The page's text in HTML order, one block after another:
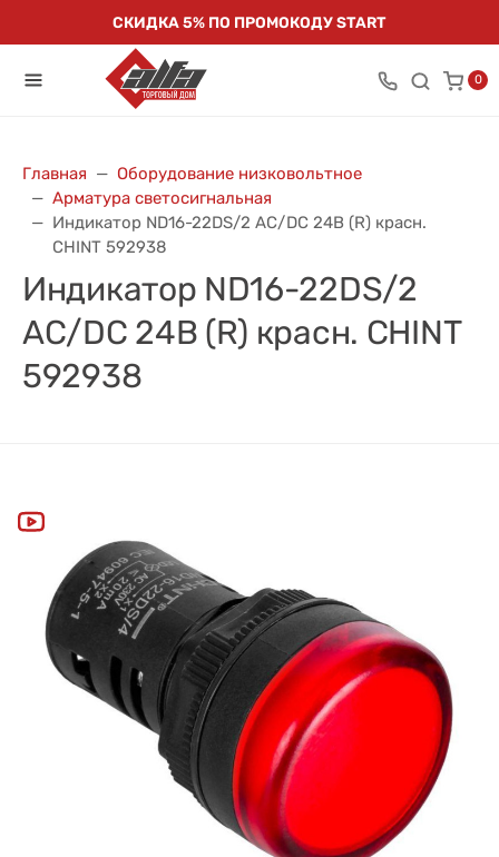
СКИДКА 5% ПО ПРОМОКОДУ START
0
Главная
Оборудование низковольтное
Арматура светосигнальная
Индикатор ND16-22DS/2 AC/DC 24В (R) красн.
CHINT 592938
Индикатор ND16-22DS/2
AC/DC 24В (R) красн. CHINT
592938